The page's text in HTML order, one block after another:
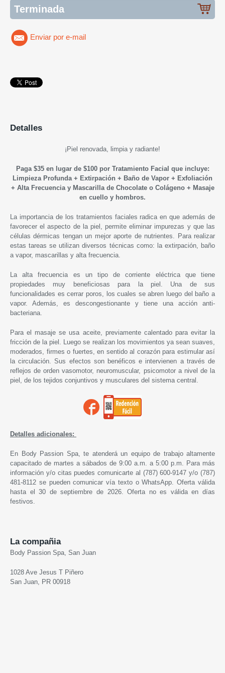
Terminada
Enviar por e-mail
Detalles
¡Piel renovada, limpia y radiante!
Paga $35 en lugar de $100 por Tratamiento Facial que incluye:
Limpieza Profunda + Extirpación + Baño de Vapor + Exfoliación
+ Alta Frecuencia y Mascarilla de Chocolate o Colágeno+ Masaje
en cuello y hombros.
La importancia de los tratamientos faciales radica en que además de
favorecer el aspecto de la piel, permite eliminar impurezas y que las
células dérmicas tengan un mejor aporte de nutrientes. Para realizar
estas tareas se utilizan diversos técnicas como: la extirpación, baño
a vapor, mascarillas y alta frecuencia.
La alta frecuencia es un tipo de corriente eléctrica que tiene
propiedades muy beneficiosas para la piel. Una de sus
funcionalidades es cerrar poros, los cuales se abren luego del baño a
vapor. Además, es descongestionante y tiene una acción anti-
bacteriana.
Para el masaje se usa aceite, previamente calentado para evitar la
fricción de la piel. Luego se realizan los movimientos ya sean suaves,
moderados, firmes o fuertes, en sentido al corazón para estimular así
la circulación. Sus efectos son benéficos e intervienen a través de
reflejos de orden vasomotor, neuromuscular, psicomotor a nivel de la
piel, de los tejidos conjuntivos y musculares del sistema central.
Detalles adicionales:
En Body Passion Spa, te atenderá un equipo de trabajo altamente
capacitado de martes a sábados de 9:00 a.m. a 5:00 p.m. Para más
información y/o citas puedes comunicarte al (787) 600-9147 y/o (787)
481-8112 se pueden comunicar vía texto o WhatsApp. Oferta válida
hasta el 30 de septiembre de 2026. Oferta no es válida en días
festivos.
La compañia
Body Passion Spa, San Juan
1028 Ave Jesus T Piñero
San Juan, PR 00918